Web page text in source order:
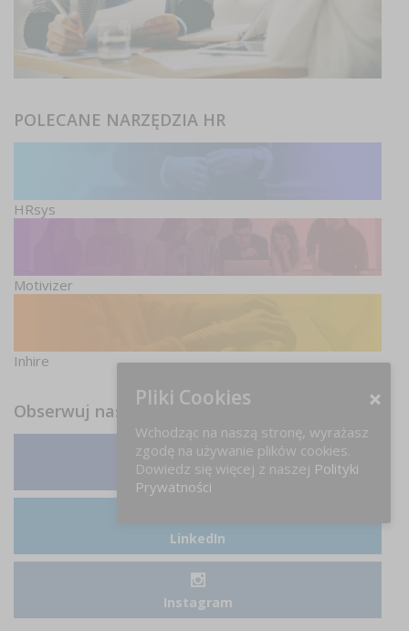
POLECANE NARZĘDZIA HR
HRsys
Motivizer
Inhire
Obserwuj nas
Facebook
LinkedIn
Instagram
Pliki Cookies
Wchodząc na naszą stronę, wyrażasz
zgodę na używanie plików cookies.
Dowiedz się więcej z naszej Polityki
Prywatności